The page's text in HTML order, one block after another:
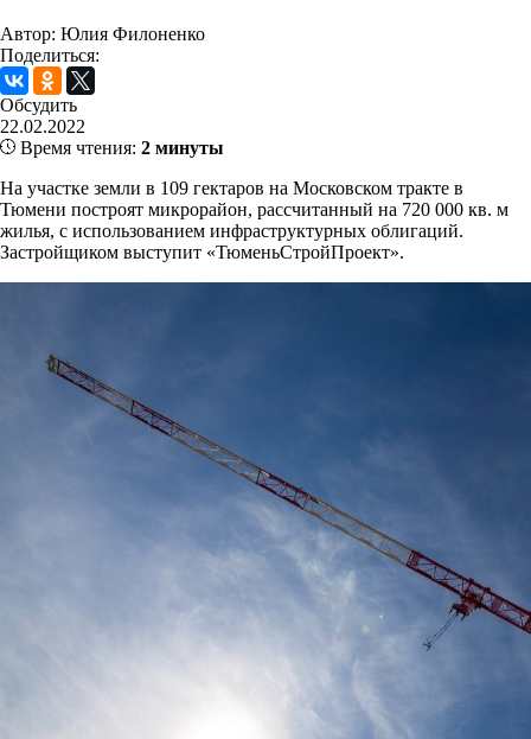
Автор: Юлия Филоненко
Поделиться:
Обсудить
22.02.2022
Время чтения: 2 минуты
На участке земли в 109 гектаров на Московском тракте в
Тюмени построят микрорайон, рассчитанный на 720 000 кв. м
жилья, с использованием инфраструктурных облигаций.
Застройщиком выступит «ТюменьСтройПроект».